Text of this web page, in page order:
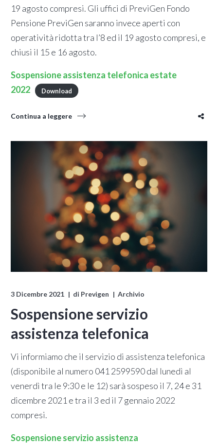
19 agosto compresi. Gli uffici di PreviGen Fondo
Pensione PreviGen saranno invece aperti con
operatività ridotta tra l’8 ed il 19 agosto compresi, e
chiusi il 15 e 16 agosto.
Sospensione assistenza telefonica estate
2022
Download
Continua a leggere
3 Dicembre 2021 di Previgen Archivio
Sospensione servizio
assistenza telefonica
Vi informiamo che il servizio di assistenza telefonica
(disponibile al numero 041 2599590 dal lunedì al
venerdì tra le 9:30 e le 12) sarà sospeso il 7, 24 e 31
dicembre 2021 e tra il 3 ed il 7 gennaio 2022
compresi.
Sospensione servizio assistenza